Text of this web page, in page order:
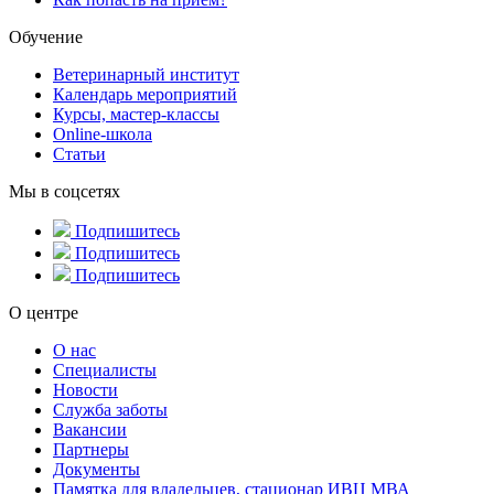
Обучение
Ветеринарный институт
Календарь мероприятий
Курсы, мастер-классы
Online-школа
Статьи
Мы в соцсетях
Подпишитесь
Подпишитесь
Подпишитесь
О центре
О нас
Специалисты
Новости
Служба заботы
Вакансии
Партнеры
Документы
Памятка для владельцев, стационар ИВЦ МВА